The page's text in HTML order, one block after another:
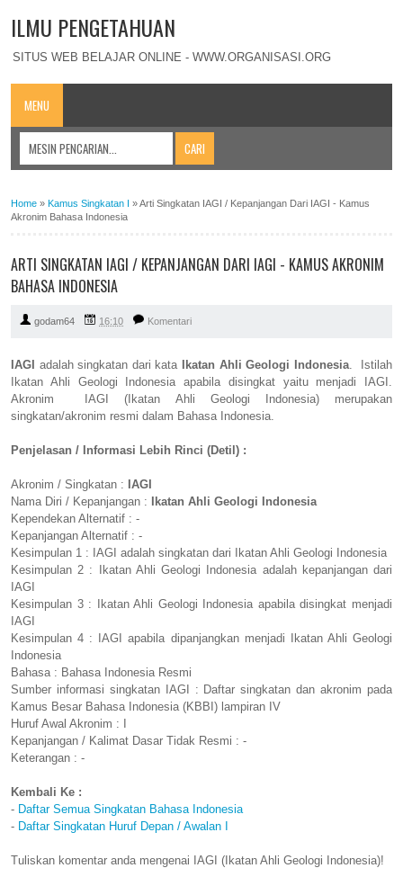
ILMU PENGETAHUAN
SITUS WEB BELAJAR ONLINE - WWW.ORGANISASI.ORG
MENU
Home » Kamus Singkatan I »Arti Singkatan IAGI / Kepanjangan Dari IAGI - Kamus
Akronim Bahasa Indonesia
ARTI SINGKATAN IAGI / KEPANJANGAN DARI IAGI - KAMUS AKRONIM
BAHASA INDONESIA
godam64 16:10 Komentari
IAGI adalah singkatan dari kata Ikatan Ahli Geologi Indonesia. Istilah
Ikatan Ahli Geologi Indonesia apabila disingkat yaitu menjadi IAGI.
Akronim IAGI (Ikatan Ahli Geologi Indonesia) merupakan
singkatan/akronim resmi dalam Bahasa Indonesia.
Penjelasan / Informasi Lebih Rinci (Detil) :
Akronim / Singkatan : IAGI
Nama Diri / Kepanjangan :
Ikatan Ahli Geologi Indonesia
Kependekan Alternatif : -
Kepanjangan Alternatif : -
Kesimpulan 1 : IAGI adalah singkatan dari Ikatan Ahli Geologi Indonesia
Kesimpulan 2 : Ikatan Ahli Geologi Indonesia adalah kepanjangan dari
IAGI
Kesimpulan 3 : Ikatan Ahli Geologi Indonesia apabila disingkat menjadi
IAGI
Kesimpulan 4 : IAGI apabila dipanjangkan menjadi Ikatan Ahli Geologi
Indonesia
Bahasa : Bahasa Indonesia Resmi
Sumber informasi singkatan IAGI : Daftar singkatan dan akronim pada
Kamus Besar Bahasa Indonesia (KBBI) lampiran IV
Huruf Awal Akronim : I
Kepanjangan / Kalimat Dasar Tidak Resmi : -
Keterangan : -
Kembali Ke :
- Daftar Semua Singkatan Bahasa Indonesia
- Daftar Singkatan Huruf Depan / Awalan I
Tuliskan komentar anda mengenai IAGI (Ikatan Ahli Geologi Indonesia)!